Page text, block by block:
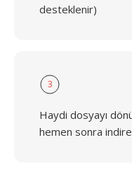
desteklenir)
3
Haydi dosyayı
hemen sonra